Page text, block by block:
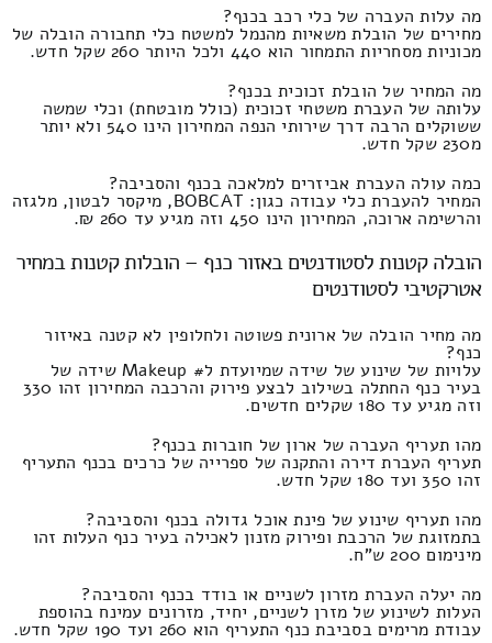
מה עלות העברה של כלי רכב בכנף?
מחירים של הובלת משאיות מהנמל למשטח כלי תחבורה הובלה של
מכוניות מסחריות התמחור הוא 440 ולכל היותר 260 שקל חדש.
מה המחיר של הובלת זכוכית בכנף?
עלותה של העברת משטחי זכוכית (כולל מובטחת) וכלי שמשה
ששוקלים הרבה דרך שירותי הנפה המחירון הינו 540 ולא יותר
מ230 שקל חדש.
כמה עולה העברת אביזרים למלאכה בכנף והסביבה?
המחיר להעברת כלי עבודה כגון: BOBCAT, מיקסר לבטון, מלגזה
והרשימה ארוכה, המחירון הינו 450 וזה מגיע עד 260 ₪.
הובלה קטנות לסטודנטים באזור כנף – הובלות קטנות במחיר
אטרקטיבי לסטודנטים
מה מחיר הובלה של ארונית פשוטה ולחלופין לא קטנה באיזור
כנף?
עלויות של שינוע של שידה שמיועדת ל# Makeup שידה של
בעיר כנף החתלה בשילוב לבצע פירוק והרכבה המחירון זהו 330
וזה מגיע עד 180 שקלים חדשים.
מהו תעריף העברה של ארון של חוברות בכנף?
תעריף העברת דירה והתקנה של ספרייה של כרכים בכנף התעריף
זהו 350 ועד 180 שקל חדש.
מהו תעריף שינוע של פינת אוכל גדולה בכנף והסביבה?
בתמזוגת של הרכבת ופירוק מזנון לאכילה בעיר כנף העלות זהו
מינימום 200 ש"ח.
מה יעלה העברת מזרון לשניים או בודד בכנף והסביבה?
העלות לשינוע של מזרן לשניים, יחיד, מזרונים עמינח בהוספת
עבודת מרימים בסביבת כנף התעריף הוא 260 ועד 190 שקל חדש.